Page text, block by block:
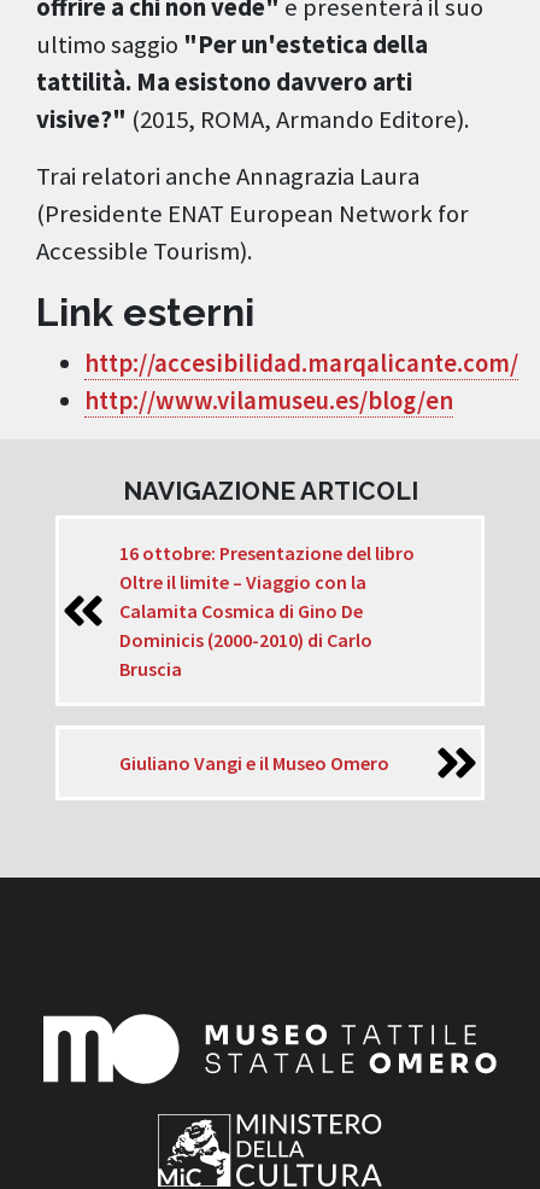
offrire a chi non vede" e presenterà il suo
ultimo saggio "Per un'estetica della
tattilità. Ma esistono davvero arti
visive?" (2015, ROMA, Armando Editore).
Trai relatori anche Annagrazia Laura
(Presidente ENAT European Network for
Accessible Tourism).
Link esterni
http://accesibilidad.marqalicante.com/
http://www.vilamuseu.es/blog/en
NAVIGAZIONE ARTICOLI
16 ottobre: Presentazione del libro
Oltre il limite – Viaggio con la
Calamita Cosmica di Gino De
Dominicis (2000-2010) di Carlo
Bruscia
Giuliano Vangi e il Museo Omero